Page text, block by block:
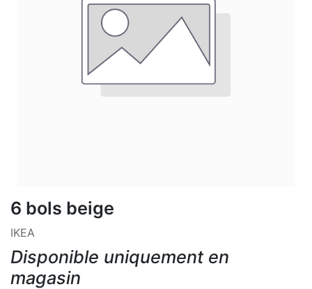
6 bols beige
IKEA
Disponible uniquement en
magasin